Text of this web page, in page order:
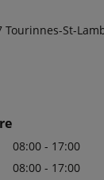
Tourinnes-St-
08:00 - 17:00
08:00 - 17:00